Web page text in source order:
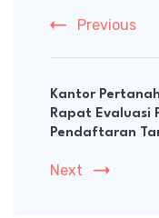
Previous
Kantor
Rapat Evaluasi
Pendaftaran
Next